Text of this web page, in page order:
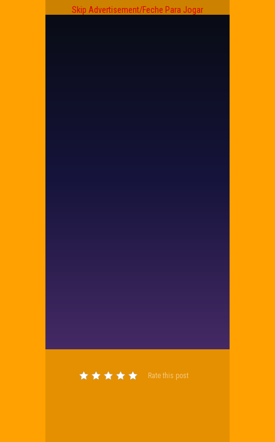
Skip Advertisement/Feche Para Jogar
Rate this post